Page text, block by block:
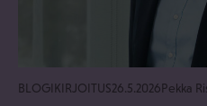
BLOGIKIRJOITUS26.5.2026Pekka